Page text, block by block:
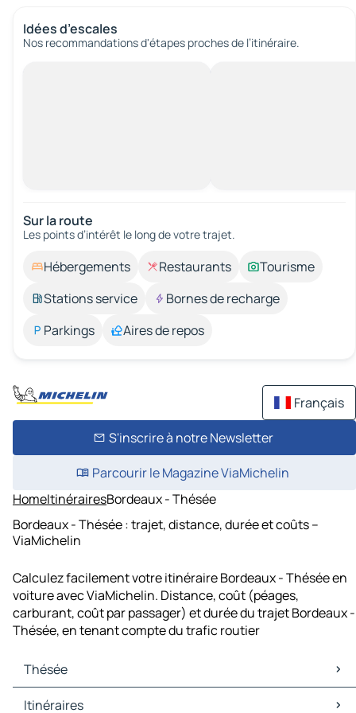
Idées d’escales
Nos recommandations d'étapes proches de l’itinéraire.
Sur la route
Les points d’intérêt le long de votre trajet.
Hébergements Restaurants
Tourisme
Stations service
Bornes de recharge
Parkings
Aires de repos
Français
S'inscrire à notre Newsletter
Parcourir le Magazine ViaMichelin
HomeItinérairesBordeaux - Thésée
Bordeaux - Thésée : trajet, distance, durée et coûts –
ViaMichelin
Calculez facilement votre itinéraire Bordeaux - Thésée en
voiture avec ViaMichelin. Distance, coût (péages,
carburant, coût par passager) et durée du trajet Bordeaux -
Thésée, en tenant compte du trafic routier
Thésée
Thésée Cartes et plans
Itinéraires